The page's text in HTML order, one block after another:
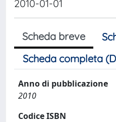
2010-01-01
Scheda breve
Scheda completa
Anno di pubblicazione
2010
Codice ISBN